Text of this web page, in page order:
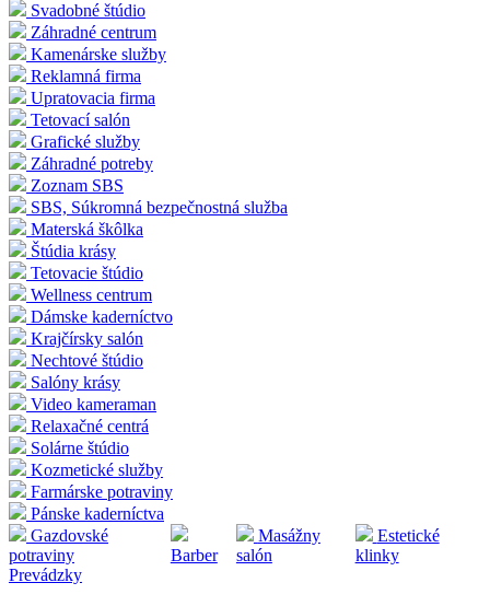
Svadobné štúdio
Záhradné centrum
Kamenárske služby
Reklamná firma
Upratovacia firma
Tetovací salón
Grafické služby
Záhradné potreby
Zoznam SBS
SBS, Súkromná bezpečnostná služba
Materská škôlka
Štúdia krásy
Tetovacie štúdio
Wellness centrum
Dámske kaderníctvo
Krajčírsky salón
Nechtové štúdio
Salóny krásy
Video kameraman
Relaxačné centrá
Solárne štúdio
Kozmetické služby
Farmárske potraviny
Pánske kaderníctva
Gazdovské
potraviny
Barber
Masážny
salón
Estetické
klinky
Prevádzky